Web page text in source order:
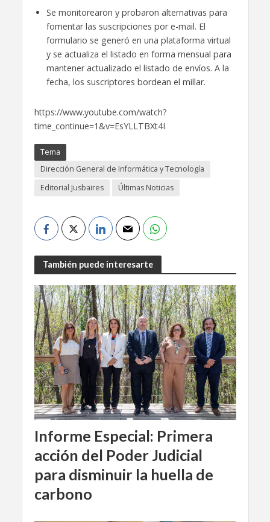
Se monitorearon y probaron alternativas para
fomentar las suscripciones por e-mail. El
formulario se generó en una plataforma virtual
y se actualiza el listado en forma mensual para
mantener actualizado el listado de envíos. A la
fecha, los suscriptores bordean el millar.
https://www.youtube.com/watch?
time_continue=1&v=EsYLLTBXt4I
Tema
Dirección General de Informática y Tecnología
Editorial Jusbaires
Últimas Noticias
También puede interesarte
Informe Especial: Primera
acción del Poder Judicial
para disminuir la huella de
carbono